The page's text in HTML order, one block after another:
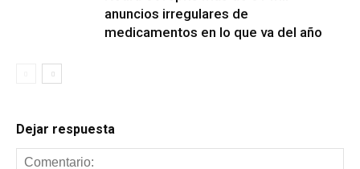
anuncios irregulares de
medicamentos en lo que va del año
Dejar respuesta